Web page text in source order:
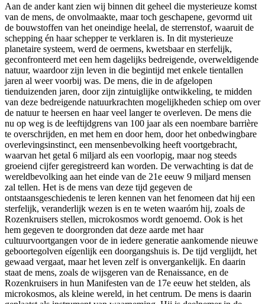
Aan de ander kant zien wij binnen dit geheel die mysterieuze komst
van de mens, de onvolmaakte, maar toch geschapene, gevormd uit
de bouwstoffen van het oneindige heelal, de sterrenstof, waaruit de
schepping én haar schepper te verklaren is. In dit mysterieuze
planetaire systeem, werd de oermens, kwetsbaar en sterfelijk,
geconfronteerd met een hem dagelijks bedreigende, overweldigende
natuur, waardoor zijn leven in die begintijd met enkele tientallen
jaren al weer voorbij was. De mens, die in de afgelopen
tienduizenden jaren, door zijn zintuiglijke ontwikkeling, te midden
van deze bedreigende natuurkrachten mogelijkheden schiep om over
de natuur te heersen en haar veel langer te overleven. De mens die
nu op weg is de leeftijdgrens van 100 jaar als een noembare barrière
te overschrijden, en met hem en door hem, door het onbedwingbare
overlevingsinstinct, een mensenbevolking heeft voortgebracht,
waarvan het getal 6 miljard als een voorlopig, maar nog steeds
groeiend cijfer geregistreerd kan worden. De verwachting is dat de
wereldbevolking aan het einde van de 21e eeuw 9 miljard mensen
zal tellen. Het is de mens van deze tijd gegeven de
ontstaansgeschiedenis te leren kennen van het fenomeen dat hij een
sterfelijk, veranderlijk wezen is en te weten waaróm hij, zoals de
Rozenkruisers stellen, microkosmos wordt genoemd. Ook is het
hem gegeven te doorgronden dat deze aarde met haar
cultuurvoortgangen voor de in iedere generatie aankomende nieuwe
geboortegolven eígenlijk een doorgangshuis is. De tijd verglijdt, het
gewaad vergaat, maar het leven zelf is onvergankelijk. En daarin
staat de mens, zoals de wijsgeren van de Renaissance, en de
Rozenkruisers in hun Manifesten van de 17e eeuw het stelden, als
microkosmos, als kleine wereld, in het centrum. De mens is daarin